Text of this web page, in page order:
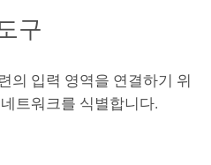
구
의 입력 영역을 연결하기 위
트워크를 식별합니다.